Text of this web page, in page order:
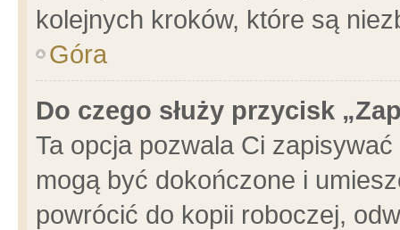
kolejnych kroków, które są
Góra
Do czego służy przycisk
Ta opcja pozwala Ci
mogą być dokończone i
powrócić do kopii roboczej,